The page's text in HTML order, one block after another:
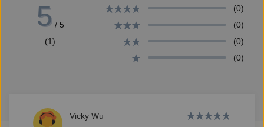
有時，他們是高舉著建案廣告牌一整天只能賺四百元的
看板人。
權力者毫無憐憫地欺壓，大眾帶著優越的想像遠望──
5 / 5
(1)
(0)
(0)
(0)
(0)
Vicky Wu